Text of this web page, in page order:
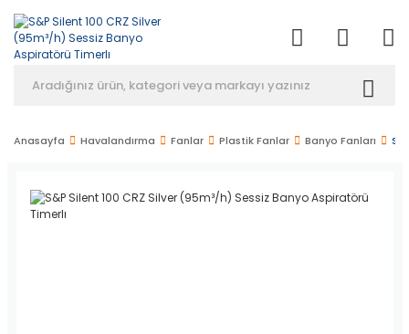
Anasayfa Havalandırma Fanlar Plastik Fanlar Banyo Fanları